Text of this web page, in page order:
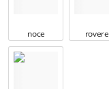
noce rovere